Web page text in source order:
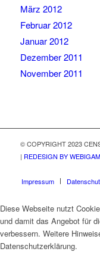
März 2012
Februar 2012
Januar 2012
Dezember 2011
November 2011
© COPYRIGHT 2023
| REDESIGN BY
Impressum
Diese Webseite nutzt
und damit das Angebot für
verbessern. Weitere
Datenschutzerklärung.